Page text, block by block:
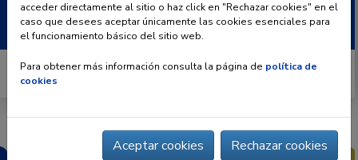
Buscar:
acceder directamente al sitio o haz click en "Rechazar cookies" en el
caso que desees aceptar únicamente las cookies esenciales para
el funcionamiento básico del sitio web.
Para obtener más información consulta la página de política de
cookies
Aceptar cookies Rechazar cookies